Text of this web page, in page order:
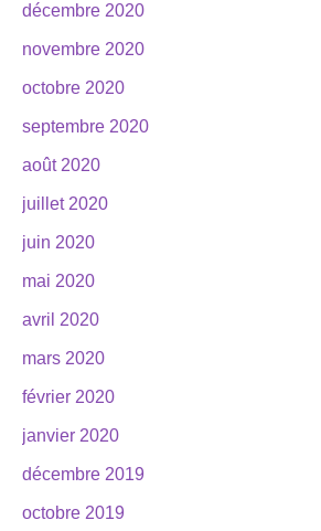
décembre 2020
novembre 2020
octobre 2020
septembre 2020
août 2020
juillet 2020
juin 2020
mai 2020
avril 2020
mars 2020
février 2020
janvier 2020
décembre 2019
octobre 2019